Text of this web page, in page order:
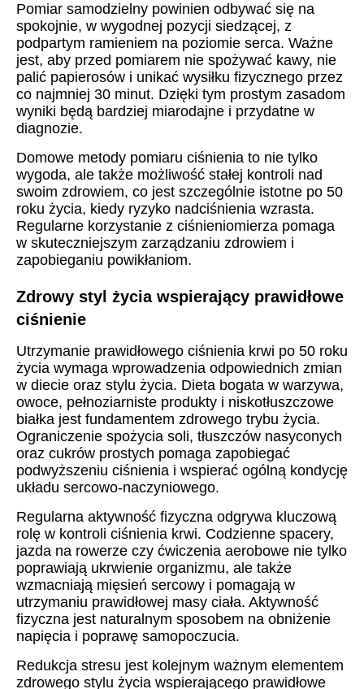
Pomiar samodzielny powinien odbywać się na
spokojnie, w wygodnej pozycji siedzącej, z
podpartym ramieniem na poziomie serca. Ważne
jest, aby przed pomiarem nie spożywać kawy, nie
palić papierosów i unikać wysiłku fizycznego przez
co najmniej 30 minut. Dzięki tym prostym zasadom
wyniki będą bardziej miarodajne i przydatne w
diagnozie.
Domowe metody pomiaru ciśnienia to nie tylko
wygoda, ale także możliwość stałej kontroli nad
swoim zdrowiem, co jest szczególnie istotne po 50
roku życia, kiedy ryzyko nadciśnienia wzrasta.
Regularne korzystanie z ciśnieniomierza pomaga
w skuteczniejszym zarządzaniu zdrowiem i
zapobieganiu powikłaniom.
Zdrowy styl życia wspierający prawidłowe
ciśnienie
Utrzymanie prawidłowego ciśnienia krwi po 50 roku
życia wymaga wprowadzenia odpowiednich zmian
w diecie oraz stylu życia. Dieta bogata w warzywa,
owoce, pełnoziarniste produkty i niskotłuszczowe
białka jest fundamentem zdrowego trybu życia.
Ograniczenie spożycia soli, tłuszczów nasyconych
oraz cukrów prostych pomaga zapobiegać
podwyższeniu ciśnienia i wspierać ogólną kondycję
układu sercowo-naczyniowego.
Regularna aktywność fizyczna odgrywa kluczową
rolę w kontroli ciśnienia krwi. Codzienne spacery,
jazda na rowerze czy ćwiczenia aerobowe nie tylko
poprawiają ukrwienie organizmu, ale także
wzmacniają mięsień sercowy i pomagają w
utrzymaniu prawidłowej masy ciała. Aktywność
fizyczna jest naturalnym sposobem na obniżenie
napięcia i poprawę samopoczucia.
Redukcja stresu jest kolejnym ważnym elementem
zdrowego stylu życia wspierającego prawidłowe